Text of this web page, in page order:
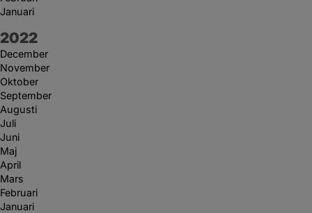
Januari
År:
2022
December
November
Oktober
September
Augusti
Juli
Juni
Maj
April
Mars
Februari
Januari